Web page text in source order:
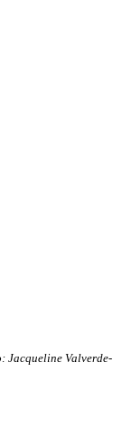
Jacqueline Valverde-